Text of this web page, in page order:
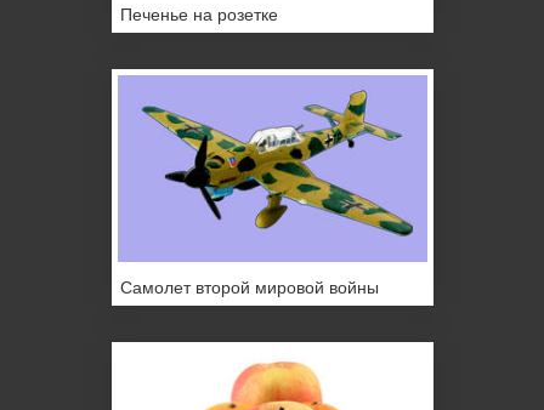
Печенье на розетке
Самолет второй мировой войны